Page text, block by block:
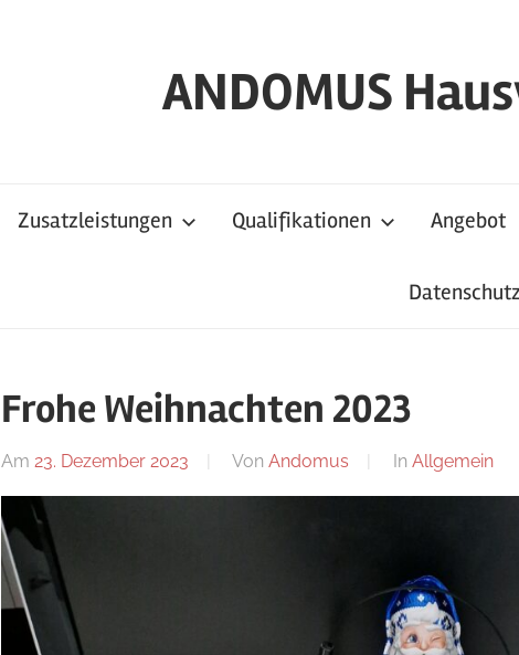
ANDOMUS
Zusatzleistungen Qualifikationen Angebot
Datenschutz
Frohe Weihnachten 2023
Am 23. Dezember 2023 Von Andomus In Allgemein